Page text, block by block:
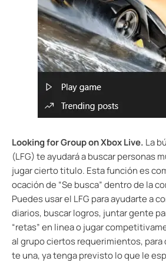
Looking for Group on Xbox Live. La
(LFG) te ayudará a buscar personas
jugar cierto titulo. Esta función es
ocación de “Se busca” dentro de la
Puedes usar el LFG para ayudarte a
diarios, buscar logros, juntar gente
“retas” en linea o jugar
al grupo ciertos requerimientos, para
te una, ya tenga previsto lo que le